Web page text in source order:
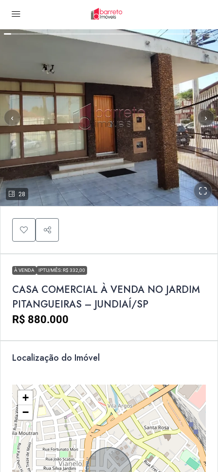
28
‹ ›
À VENDA IPTU/MÊS: R$ 332,00
CASA COMERCIAL À VENDA NO JARDIM
PITANGUEIRAS – JUNDIAÍ/SP
R$ 880.000
Localização do Imóvel
+
−